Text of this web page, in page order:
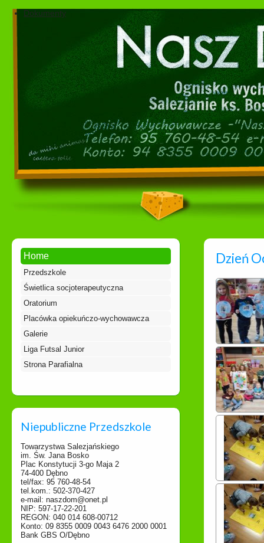
Dokumenty
Home
Przedszkole
Świetlica socjoterapeutyczna
Oratorium
Placówka opiekuńczo-wychowawcza
Galerie
Liga Futsal Junior
Strona Parafialna
Niepubliczne Przedszkole
Towarzystwa Salezjańskiego
im. Św. Jana Bosko
Plac Konstytucji 3-go Maja 2
74-400 Dębno
tel/fax: 95 760-48-54
tel.kom.: 502-370-427
e-mail: naszdom@onet.pl
NIP: 597-17-22-201
REGON: 040 014 608-00712
Konto: 09 8355 0009 0043 6476 2000 0001
Bank GBS O/Dębno
Dzień